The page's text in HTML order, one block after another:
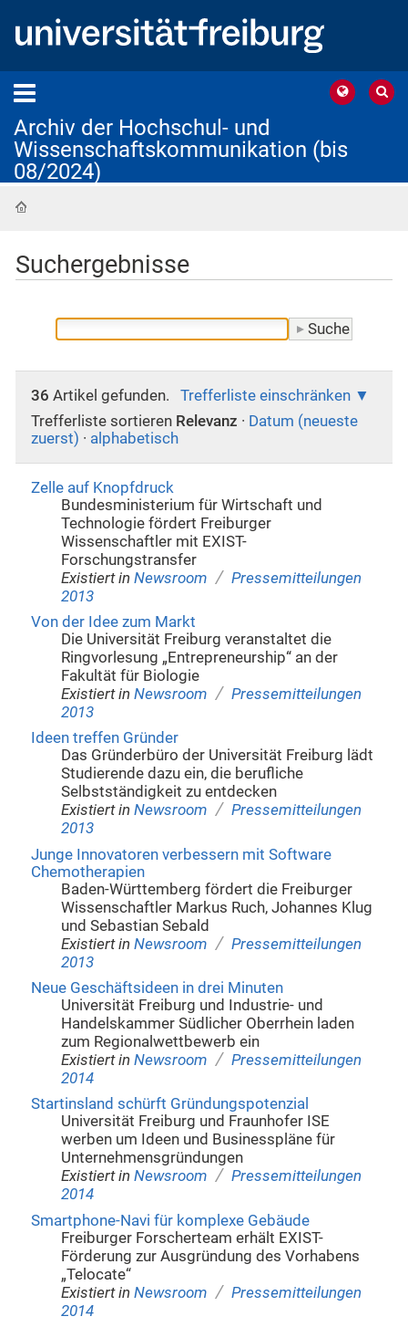
Archiv der Hochschul- und
Wissenschaftskommunikation (bis
08/2024)
Suchergebnisse
36 Artikel gefunden.
Trefferliste einschränken
Trefferliste sortieren Relevanz · Datum (neueste
zuerst) · alphabetisch
Zelle auf Knopfdruck
Bundesministerium für Wirtschaft und
Technologie fördert Freiburger
Wissenschaftler mit EXIST-
Forschungstransfer
Existiert in Newsroom / Pressemitteilungen
2013
Von der Idee zum Markt
Die Universität Freiburg veranstaltet die
Ringvorlesung „Entrepreneurship“ an der
Fakultät für Biologie
Existiert in Newsroom / Pressemitteilungen
2013
Ideen treffen Gründer
Das Gründerbüro der Universität Freiburg lädt
Studierende dazu ein, die berufliche
Selbstständigkeit zu entdecken
Existiert in Newsroom / Pressemitteilungen
2013
Junge Innovatoren verbessern mit Software
Chemotherapien
Baden-Württemberg fördert die Freiburger
Wissenschaftler Markus Ruch, Johannes Klug
und Sebastian Sebald
Existiert in Newsroom / Pressemitteilungen
2013
Neue Geschäftsideen in drei Minuten
Universität Freiburg und Industrie- und
Handelskammer Südlicher Oberrhein laden
zum Regionalwettbewerb ein
Existiert in Newsroom / Pressemitteilungen
2014
Startinsland schürft Gründungspotenzial
Universität Freiburg und Fraunhofer ISE
werben um Ideen und Businesspläne für
Unternehmensgründungen
Existiert in Newsroom / Pressemitteilungen
2014
Smartphone-Navi für komplexe Gebäude
Freiburger Forscherteam erhält EXIST-
Förderung zur Ausgründung des Vorhabens
„Telocate“
Existiert in Newsroom / Pressemitteilungen
2014